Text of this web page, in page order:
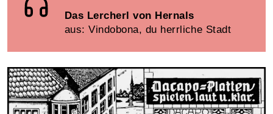
Das Lercherl von Hernals
aus: Vindobona, du herrliche Stadt